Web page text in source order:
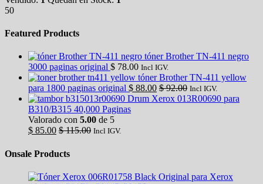
50
Featured Products
tóner Brother TN-411 negro
3000 paginas original $ 78.00 Incl IGV.
tóner Brother TN-411 yellow
para 1800 paginas original $ 88.00 $92.00 Incl IGV.
Drum Xerox 013R00690 para
B310/B315 40,000 Paginas
Valorado con 5.00 de 5
$ 85.00 $115.00 Incl IGV.
Onsale Products